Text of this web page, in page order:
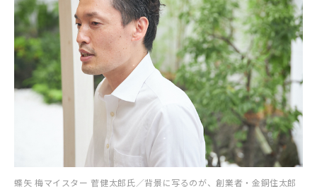
蝶矢 梅マイスター 菅健太郎氏／背景に写るのが、創業者・金銅住太郎